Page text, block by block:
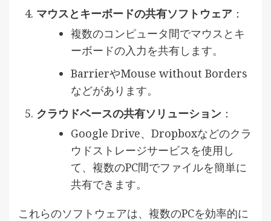
マウスとキーボードの共有ソフトウェア ：
複数のコンピュータ間でマウスとキ
ーボードの入力を共有します。
BarrierやMouse without Borders
などがあります。
クラウドベースの共有ソリューション ：
Google Drive、Dropboxなどのクラ
ウドストレージサービスを使用し
て、複数のPC間でファイルを簡単に
共有できます。
これらのソフトウェアは、複数のPCを効率的に